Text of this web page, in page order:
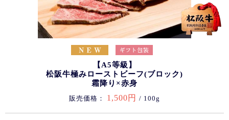
【A5等級】
松阪牛極みローストビーフ(ブロック)
霜降り×赤身
販売価格： 1,500円 / 100g